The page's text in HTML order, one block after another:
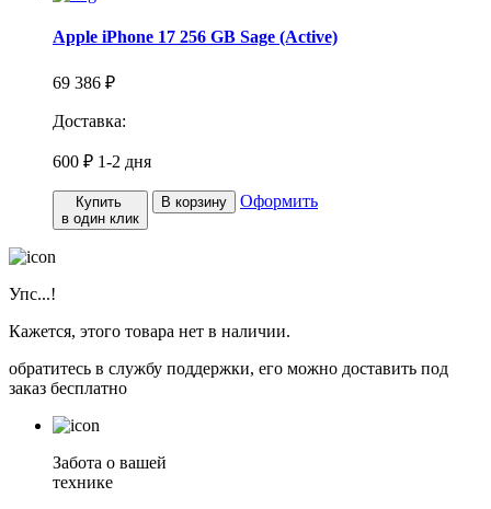
Apple iPhone 17 256 GB Sage (Active)
69 386 ₽
Доставка:
600 ₽ 1-2 дня
Купить
в один клик
В корзину Оформить
Упс...!
Кажется, этого товара нет в наличии.
обратитесь в службу поддержки, его можно доставить под
заказ бесплатно
Забота о вашей
технике